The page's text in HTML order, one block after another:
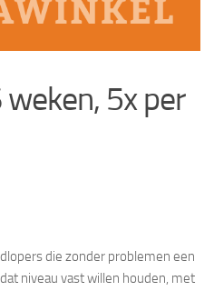
5x per
die zonder problemen een
niveau vast willen houden, met